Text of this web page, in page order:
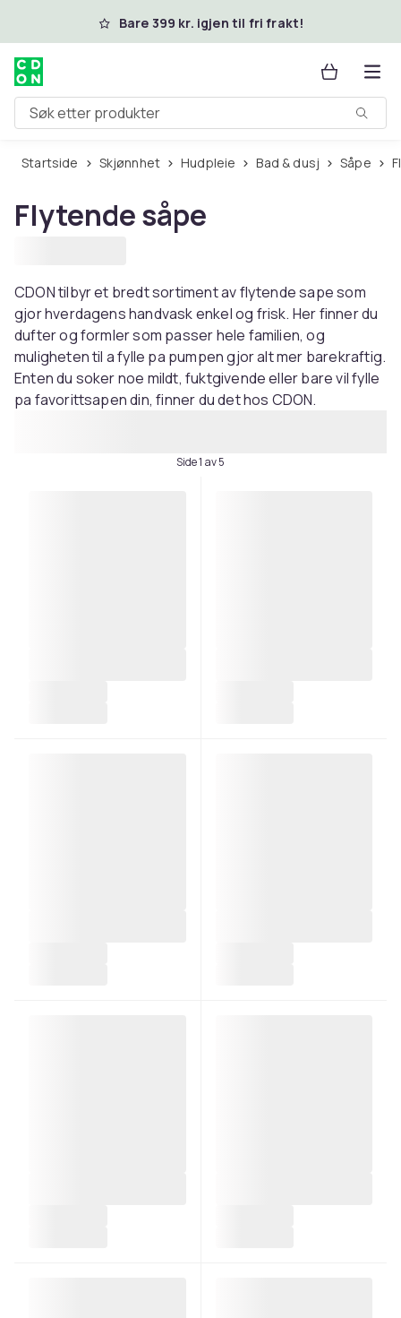
Hopp til hovedinnholdBare 399 kr. igjen til fri frakt!
Søk etter produkter
Startside Skjønnhet Hudpleie Bad & dusj Såpe
Flytende såpe
CDON tilbyr et bredt sortiment av flytende sape som
gjor hverdagens handvask enkel og frisk. Her finner du
dufter og formler som passer hele familien, og
muligheten til a fylle pa pumpen gjor alt mer barekraftig.
Enten du soker noe mildt, fuktgivende eller bare vil fylle
pa favorittsapen din, finner du det hos CDON.
Side 1 av 5